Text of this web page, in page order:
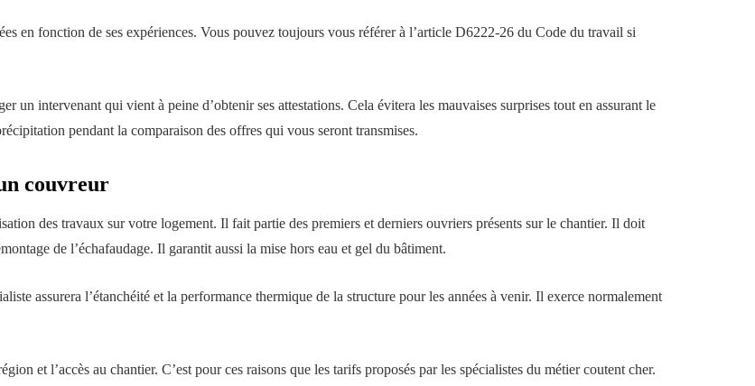
en fonction de ses expériences. Vous pouvez toujours vous référer à l’article D6222-26 du Code du travail si
un intervenant qui vient à peine d’obtenir ses attestations. Cela évitera les mauvaises surprises tout en assurant le
pendant la comparaison des offres qui vous seront transmises.
couvreur
des travaux sur votre logement. Il fait partie des premiers et derniers ouvriers présents sur le chantier. Il doit
de l’échafaudage. Il garantit aussi la mise hors eau et gel du bâtiment.
assurera l’étanchéité et la performance thermique de la structure pour les années à venir. Il exerce normalement
et l’accès au chantier. C’est pour ces raisons que les tarifs proposés par les spécialistes du métier coutent cher.